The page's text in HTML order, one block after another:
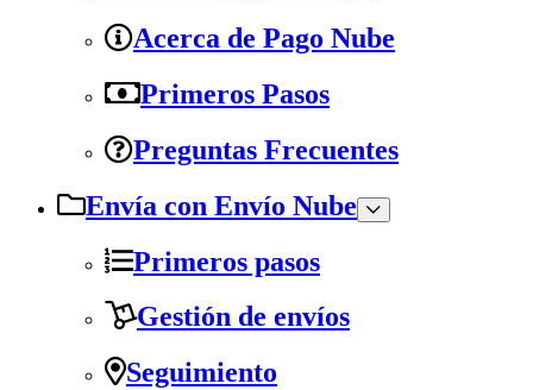
Acerca de Pago Nube
Primeros Pasos
Preguntas Frecuentes
Envía con Envío Nube
Primeros pasos
Gestión de envíos
Seguimiento